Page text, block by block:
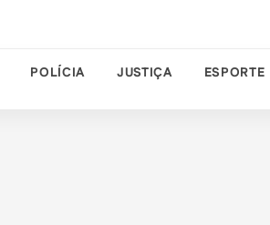
POLÍCIA JUSTIÇA ESPORTE